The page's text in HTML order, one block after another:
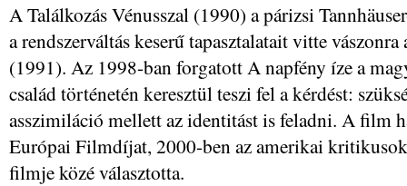
A Találkozás Vénusszal (1990) a párizsi
a rendszerváltás keserű tapasztalatait vitte
(1991). Az 1998-ban forgatott A napfény íze a
család történetén keresztül teszi fel a kérdést:
asszimiláció mellett az identitást is feladni. A film
Európai Filmdíjat, 2000-ben az amerikai
filmje közé választotta.